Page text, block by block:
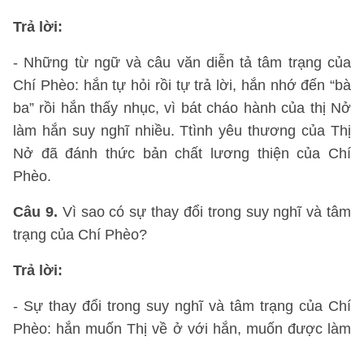
Trả lời:
- Những từ ngữ và câu văn diễn tả tâm trạng của
Chí Phèo: hắn tự hỏi rồi tự trả lời, hắn nhớ đến “bà
ba” rồi hắn thấy nhục, vì bát cháo hành của thị Nở
làm hắn suy nghĩ nhiều. Ttình yêu thương của Thị
Nở đã đánh thức bản chất lương thiện của Chí
Phèo.
Câu 9. Vì sao có sự thay đổi trong suy nghĩ và tâm
trạng của Chí Phèo?
Trả lời:
- Sự thay đổi trong suy nghĩ và tâm trạng của Chí
Phèo: hắn muốn Thị về ở với hắn, muốn được làm